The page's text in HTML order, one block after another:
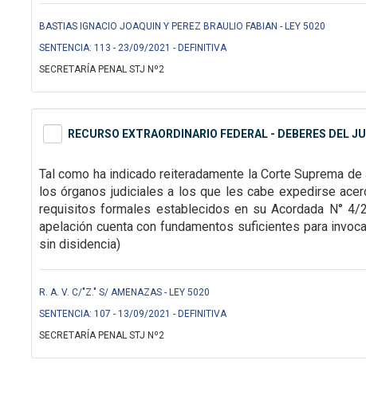
BASTIAS IGNACIO JOAQUIN Y PEREZ BRAULIO FABIAN - LEY 5020
SENTENCIA: 113 - 23/09/2021 - DEFINITIVA
SECRETARÍA PENAL STJ Nº2
RECURSO EXTRAORDINARIO FEDERAL - DEBERES
Tal como ha indicado reiteradamente la Corte Suprema
los órganos judiciales a los que les cabe expedirse
requisitos formales establecidos en su Acordada N°
apelación cuenta con fundamentos suficientes para
sin disidencia)
R. A. V. C/"Z." S/ AMENAZAS - LEY 5020
SENTENCIA: 107 - 13/09/2021 - DEFINITIVA
SECRETARÍA PENAL STJ Nº2